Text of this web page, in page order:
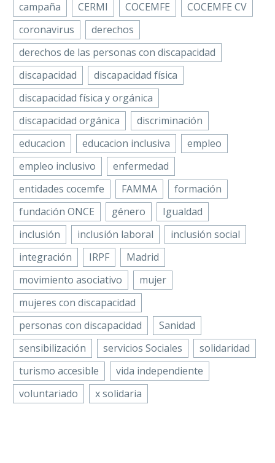
campaña
CERMI COCEMFE
COCEMFE CV
coronavirus
derechos
derechos de las personas con discapacidad
discapacidad
discapacidad física
discapacidad física y orgánica
discapacidad orgánica
discriminación
educacion
educacion inclusiva
empleo
empleo inclusivo
enfermedad
entidades cocemfe
FAMMA
formación
fundación ONCE
género
Igualdad
inclusión
inclusión laboral
inclusión social
integración
IRPF
Madrid
movimiento asociativo
mujer
mujeres con discapacidad
personas con discapacidad
Sanidad
sensibilización
servicios Sociales
solidaridad
turismo accesible
vida independiente
voluntariado
x solidaria